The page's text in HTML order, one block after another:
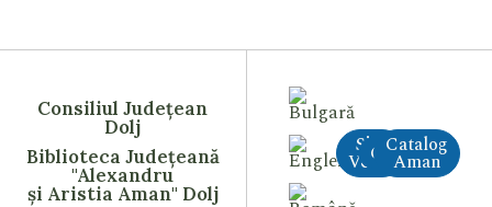
Consiliul Județean
Dolj
Biblioteca Județeană
"Alexandru
și Aristia Aman" Dolj
Site
VechiCreAI
Catalog
Aman